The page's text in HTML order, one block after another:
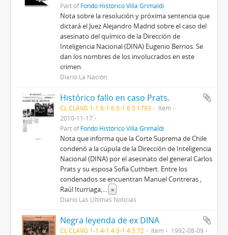
Part ofFondo Histórico Villa Grimaldi
Nota sobre la resolución y próxima sentencia que
dictará el Juez Alejandro Madrid sobre el caso del
asesinato del químico de la Dirección de
Inteligencia Nacional (DINA) Eugenio Berrios. Se
dan los nombres de los involucrados en este
crimen.
Diario La Nación
Histórico fallo en caso Prats.
CL CLAVG 1-1.6-1.6.5-1.6.5.1793
Item
2010-11-17
Part ofFondo Histórico Villa Grimaldi
Nota que informa que la Corte Suprema de Chile
condenó a la cúpula de la Dirección de Inteligencia
Nacional (DINA) por el asesinato del general Carlos
Prats y su esposa Sofía Cuthbert. Entre los
condenados se encuentran Manuel Contreras ,
Raúl Iturriaga,... »
Diario Las Últimas Noticias
Negra leyenda de ex DINA
CL CLAVG 1-1.4-1.4.5-1.4.5.72 Item
1992-08-09